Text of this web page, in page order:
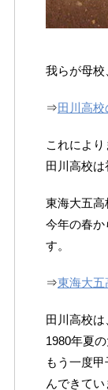
我らが母校
⇒田川高
これにより
田川高校は
東海大五高
今年の春か
す。
⇒東海大五
田川高校は
1980年夏
もう一度
んできてい